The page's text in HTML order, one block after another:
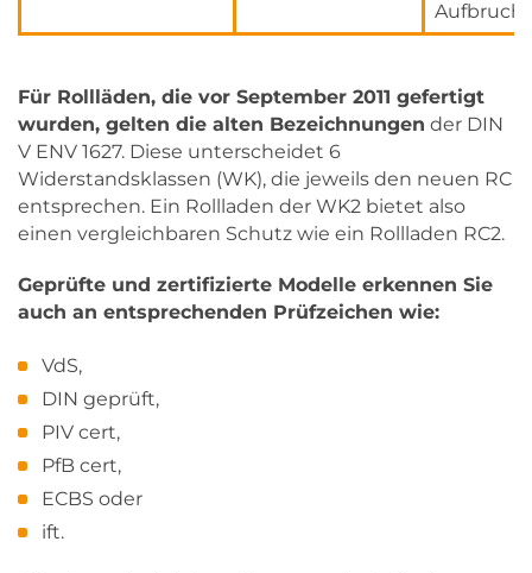
Aufbruch
Für Rollläden, die vor September 2011 gefertigt
wurden, gelten die alten Bezeichnungen der DIN
V ENV 1627. Diese unterscheidet 6
Widerstandsklassen (WK), die jeweils den neuen RC
entsprechen. Ein Rollladen der WK2 bietet also
einen vergleichbaren Schutz wie ein Rollladen RC2.
Geprüfte und zertifizierte Modelle erkennen Sie
auch an entsprechenden Prüfzeichen wie:
VdS,
DIN geprüft,
PIV cert,
PfB cert,
ECBS oder
ift.